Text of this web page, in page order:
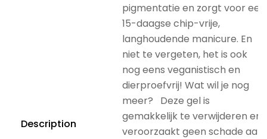
Description
pigmentatie en zorgt voor een
15-daagse chip-vrije,
langhoudende manicure. En
niet te vergeten, het is ook
nog eens veganistisch en
dierproefvrij! Wat wil je nog
meer? Deze gel is
gemakkelijk te verwijderen en
veroorzaakt geen schade aan